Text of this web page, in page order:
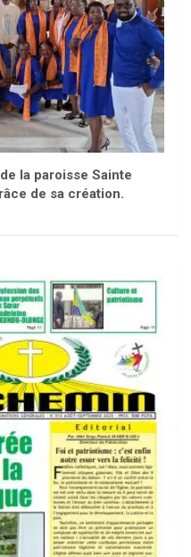
la paroisse Sainte
de sa création.